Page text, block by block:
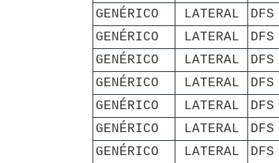
GENÉRICO
LATERAL DFS
GENÉRICO
LATERAL
GENÉRICO
LATERAL DFS
GENÉRICO
LATERAL
GENÉRICO
LATERAL DFS
GENÉRICO
LATERAL
GENÉRICO
LATERAL DFS